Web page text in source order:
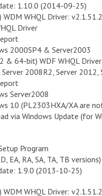
1.10.0 (2014-09-25)
WHQL Driver:
Driver
2000SP4 & Server2003
& 64-bit) WDF WHQL
Server 2008R2, Server
Server2008
10 (PL2303HXA/XA are
via Windows Update (for
Program
EA, RA, SA, TA, TB versions)
1.9.0 (2013-10-25)
WHQL Driver: